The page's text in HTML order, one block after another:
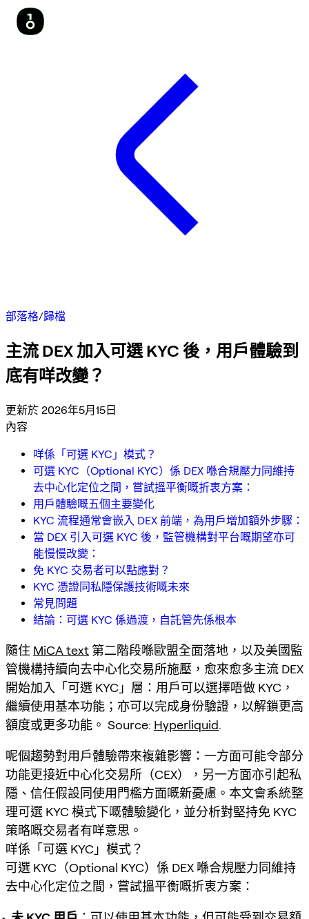
部落格/歸檔
主流 DEX 加入可選 KYC 後，用戶體驗到
底有咩改變？
更新於 2026年5月15日
內容
咩係「可選 KYC」模式？
可選 KYC（Optional KYC）係 DEX 喺合規壓力同維持
去中心化定位之間，嘗試搵平衡嘅折衷方案：
用戶體驗嘅五個主要變化
KYC 流程通常會嵌入 DEX 前端，為用戶增加額外步驟：
當 DEX 引入可選 KYC 後，監管機構對平台嘅期望亦可
能慢慢改變：
免 KYC 交易者可以點應對？
KYC 憑證同私隱保護技術嘅未來
常見問題
結論：可選 KYC 係過渡，自託管先係根本
隨住 MiCA text 第二階段喺歐盟全面落地，以及美國監
管機構持續向去中心化交易所施壓，愈來愈多主流 DEX
開始加入「可選 KYC」層：用戶可以選擇唔做 KYC，
繼續使用基本功能；亦可以完成身份驗證，以解鎖更高
額度或更多功能。 Source: Hyperliquid.
呢個趨勢對用戶體驗帶來複雜影響：一方面可能令部分
功能更接近中心化交易所（CEX），另一方面亦引起私
隱、信任假設同使用門檻方面嘅新憂慮。本文會系統整
理可選 KYC 模式下嘅體驗變化，並分析對堅持免 KYC
策略嘅交易者有咩意思。
咩係「可選 KYC」模式？
可選 KYC（Optional KYC）係 DEX 喺合規壓力同維持
去中心化定位之間，嘗試搵平衡嘅折衷方案：